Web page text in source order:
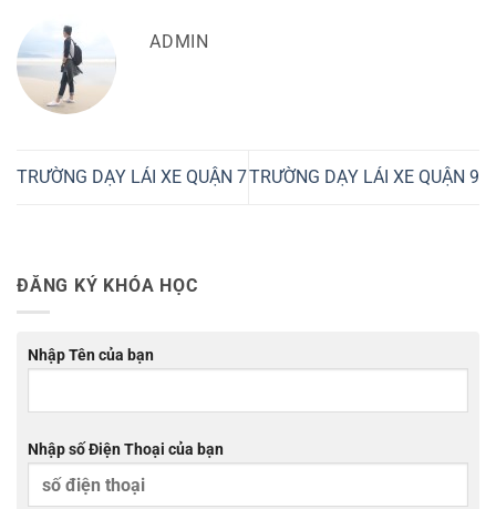
ADMIN
TRƯỜNG DẠY LÁI XE QUẬN 7TRƯỜNG DẠY LÁI XE QUẬN 9
ĐĂNG KÝ KHÓA HỌC
Nhập Tên của bạn
Nhập số Điện Thoại của bạn